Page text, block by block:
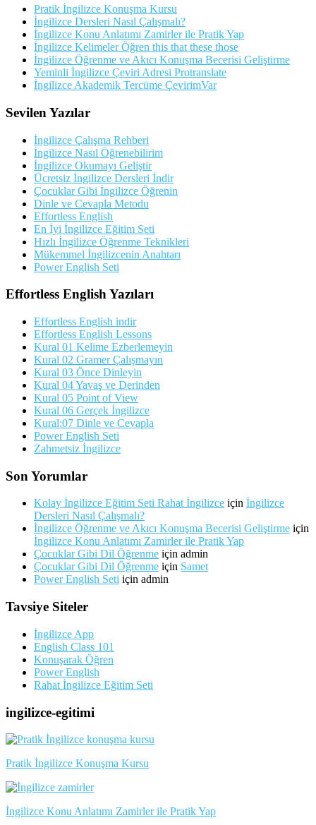
Pratik İngilizce Konuşma Kursu
İngilizce Dersleri Nasıl Çalışmalı?
İngilizce Konu Anlatımı Zamirler ile Pratik Yap
İngilizce Kelimeler Öğren this that these those
İngilizce Öğrenme ve Akıcı Konuşma Becerisi Geliştirme
Yeminli İngilizce Çeviri Adresi Protranslate
İngilizce Akademik Tercüme ÇevirimVar
Sevilen Yazılar
İngilizce Çalışma Rehberi
İngilizce Nasıl Öğrenebilirim
İngilizce Okumayı Geliştir
Ücretsiz İngilizce Dersleri İndir
Çocuklar Gibi İngilizce Öğrenin
Dinle ve Cevapla Metodu
Effortless English
En İyi İngilizce Eğitim Seti
Hızlı İngilizce Öğrenme Teknikleri
Mükemmel İngilizcenin Anahtarı
Power English Seti
Effortless English Yazıları
Effortless English indir
Effortless English Lessons
Kural 01 Kelime Ezberlemeyin
Kural 02 Gramer Çalışmayın
Kural 03 Önce Dinleyin
Kural 04 Yavaş ve Derinden
Kural 05 Point of View
Kural 06 Gerçek İngilizce
Kural:07 Dinle ve Cevapla
Power English Seti
Zahmetsiz İngilizce
Son Yorumlar
Kolay İngilizce Eğitim Seti Rahat İngilizce için İngilizce
Dersleri Nasıl Çalışmalı?
İngilizce Öğrenme ve Akıcı Konuşma Becerisi Geliştirme için
İngilizce Konu Anlatımı Zamirler ile Pratik Yap
Çocuklar Gibi Dil Öğrenme için admin
Çocuklar Gibi Dil Öğrenme için Samet
Power English Seti için admin
Tavsiye Siteler
İngilizce App
English Class 101
Konuşarak Öğren
Power English
Rahat İngilizce Eğitim Seti
ingilizce-egitimi
Pratik İngilizce Konuşma Kursu
İngilizce Konu Anlatımı Zamirler ile Pratik Yap